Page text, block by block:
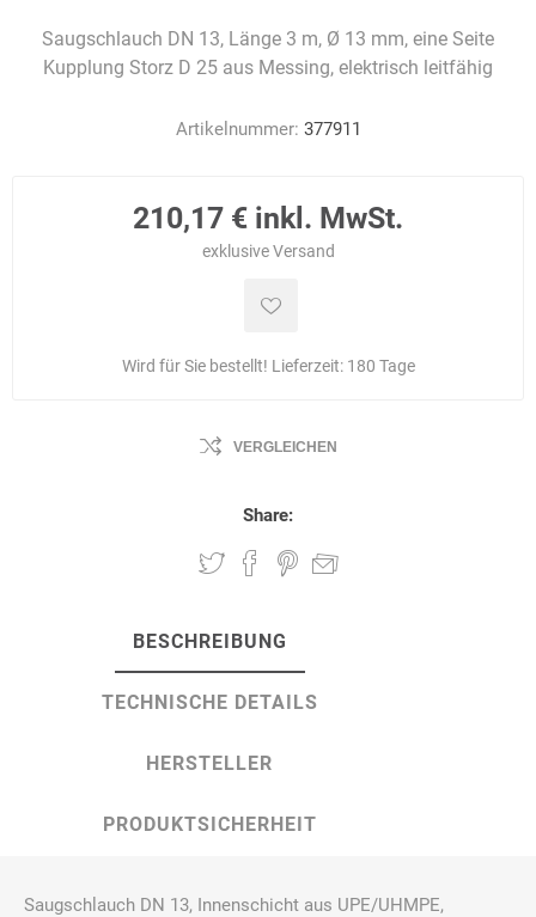
Saugschlauch DN 13, Länge 3 m, Ø 13 mm, eine Seite
Kupplung Storz D 25 aus Messing, elektrisch leitfähig
Artikelnummer: 377911
210,17 € inkl. MwSt.
exklusiveVersand
Wird für Sie bestellt! Lieferzeit: 180 Tage
VERGLEICHEN
Share:
BESCHREIBUNG
TECHNISCHE DETAILS
HERSTELLER
PRODUKTSICHERHEIT
Saugschlauch DN 13, Innenschicht aus UPE/UHMPE,